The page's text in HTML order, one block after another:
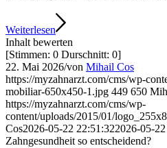
Weiterlesen
Inhalt bewerten
[Stimmen: 0 Durschnitt: 0]
22. Mai 2026/von Mihail Cos
https://myzahnarzt.com/cms/wp-
mobiliar-650x450-1.jpg 449 650
https://myzahnarzt.com/cms/wp-
content/uploads/2015/01/
Cos2026-05-22 22:51:322026-05-
Zahngesundheit so entscheidend?